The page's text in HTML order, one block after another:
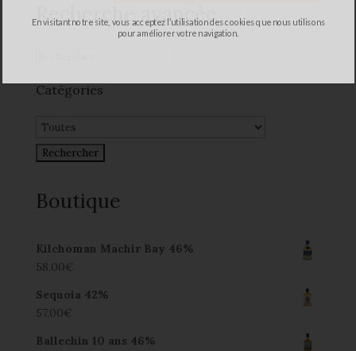
Recherche avancée
Catégories
Boutique
Kilchoman Machir Bay 46%
58,00€
Sequoia 42%
57,00€
Ballechin 10 ans 46%
En visitant notre site, vous acceptez l’utilisation des cookies que nous utilisons
pour améliorer votre navigation.